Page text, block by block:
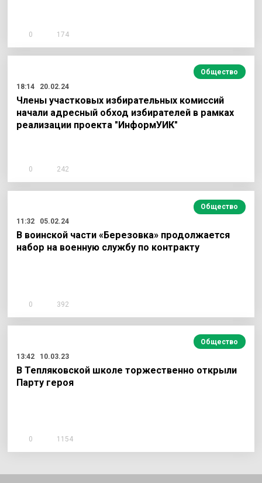
0 174
Общество
18:14
20.02.24
Члены участковых избирательных комиссий
начали адресный обход избирателей в рамках
реализации проекта "ИнформУИК"
0 242
Общество
11:32
05.02.24
В воинской части «Березовка» продолжается
набор на военную службу по контракту
0 392
Общество
13:42
10.03.23
В Тепляковской школе торжественно открыли
Парту героя
0 1154